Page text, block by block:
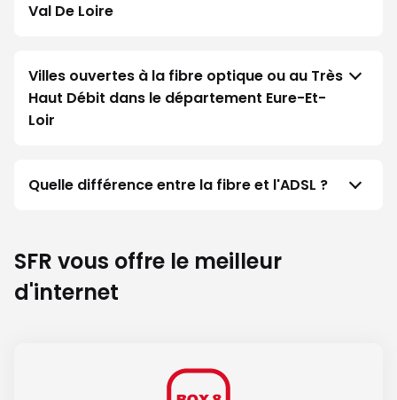
Val De Loire
Villes ouvertes à la fibre optique ou au Très
Haut Débit dans le département Eure-Et-
Loir
Quelle différence entre la fibre et l'ADSL ?
SFR vous offre le meilleur
d'internet